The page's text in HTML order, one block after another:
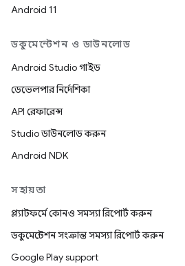
Android 11
ডকুমেন্টেশন ও ডাউনলোড
Android Studio গাইড
ডেভেলপার নির্দেশিকা
API রেফারেন্স
Studio ডাউনলোড করুন
Android NDK
সহায়তা
প্ল্যাটফর্মে কোনও সমস্যা রিপোর্ট করুন
ডকুমেন্টেশন সংক্রান্ত সমস্যা রিপোর্ট করুন
Google Play support